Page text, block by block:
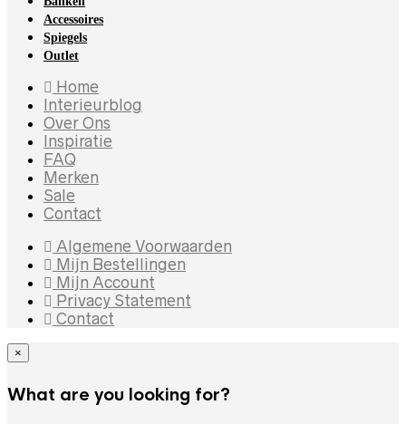
Accessoires
Spiegels
Outlet
Home
Interieurblog
Over Ons
Inspiratie
FAQ
Merken
Sale
Contact
Algemene Voorwaarden
Mijn Bestellingen
Mijn Account
Privacy Statement
Contact
×
What are you looking for?